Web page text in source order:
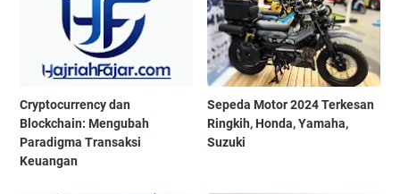
Cryptocurrency dan
Blockchain: Mengubah
Paradigma Transaksi
Keuangan
Sepeda Motor 2024 Terkesan
Ringkih, Honda, Yamaha,
Suzuki